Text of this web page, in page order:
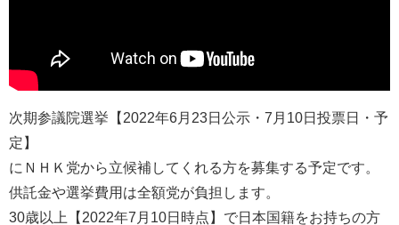
次期参議院選挙【2022年6月23日公示・7月10日投票日・予
定】
にＮＨＫ党から立候補してくれる方を募集する予定です。
供託金や選挙費用は全額党が負担します。
30歳以上【2022年7月10日時点】で日本国籍をお持ちの方